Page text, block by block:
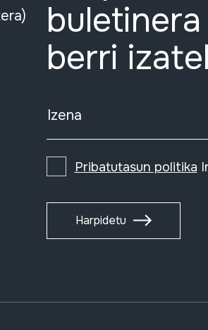
berri
Izena
Pribatutasun politika
Harpidetu